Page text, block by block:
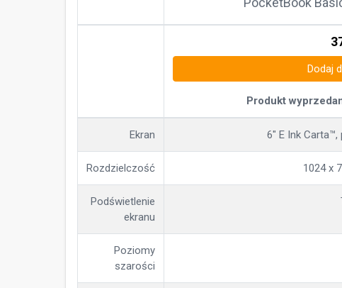
Dodaj
Produkt
Ekran 6" E Ink
Rozdzielczość 1024 x
Podświetlenie
ekranu
Poziomy
szarości